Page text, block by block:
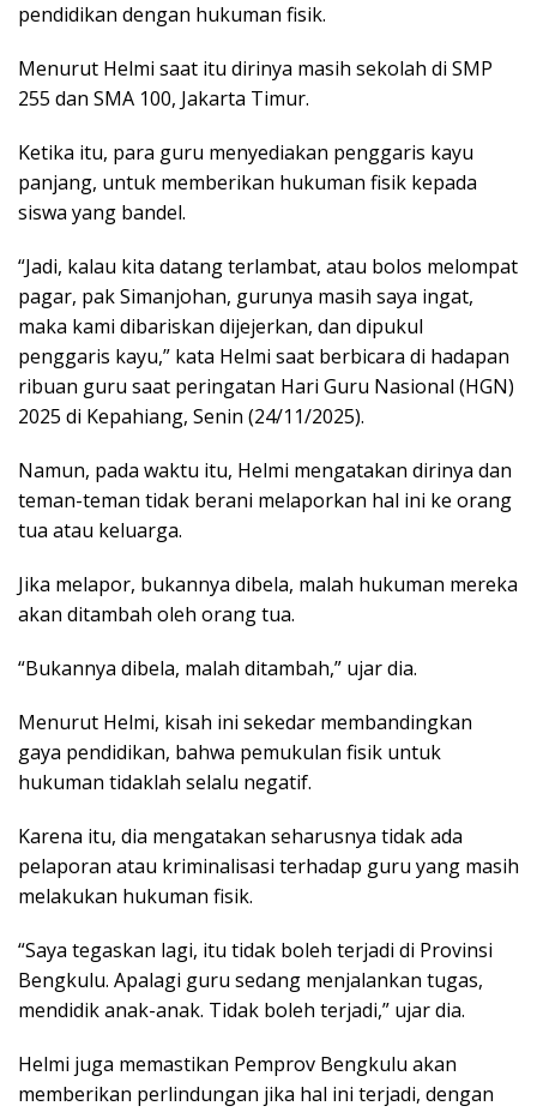
pendidikan dengan hukuman fisik.
Menurut Helmi saat itu dirinya masih sekolah di SMP
255 dan SMA 100, Jakarta Timur.
Ketika itu, para guru menyediakan penggaris kayu
panjang, untuk memberikan hukuman fisik kepada
siswa yang bandel.
“Jadi, kalau kita datang terlambat, atau bolos melompat
pagar, pak Simanjohan, gurunya masih saya ingat,
maka kami dibariskan dijejerkan, dan dipukul
penggaris kayu,” kata Helmi saat berbicara di hadapan
ribuan guru saat peringatan Hari Guru Nasional (HGN)
2025 di Kepahiang, Senin (24/11/2025).
Namun, pada waktu itu, Helmi mengatakan dirinya dan
teman-teman tidak berani melaporkan hal ini ke orang
tua atau keluarga.
Jika melapor, bukannya dibela, malah hukuman mereka
akan ditambah oleh orang tua.
“Bukannya dibela, malah ditambah,” ujar dia.
Menurut Helmi, kisah ini sekedar membandingkan
gaya pendidikan, bahwa pemukulan fisik untuk
hukuman tidaklah selalu negatif.
Karena itu, dia mengatakan seharusnya tidak ada
pelaporan atau kriminalisasi terhadap guru yang masih
melakukan hukuman fisik.
“Saya tegaskan lagi, itu tidak boleh terjadi di Provinsi
Bengkulu. Apalagi guru sedang menjalankan tugas,
mendidik anak-anak. Tidak boleh terjadi,” ujar dia.
Helmi juga memastikan Pemprov Bengkulu akan
memberikan perlindungan jika hal ini terjadi, dengan